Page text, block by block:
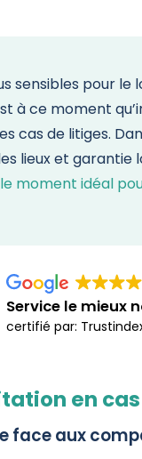
sensibles pour
à ce moment
cas de litiges.
lieux et garantie
moment idéal
Service le mieux
certifié par:
en
face aux